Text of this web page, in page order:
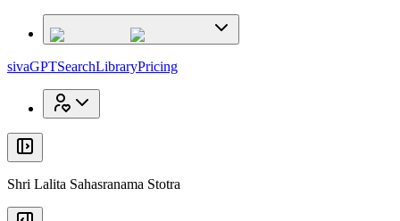
sivaGPTSearchLibraryPricing
Shri Lalita Sahasranama Stotra